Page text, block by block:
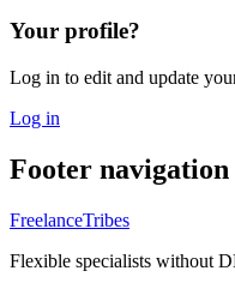
Your profile?
Log in to edit and update
Log in
Footer navigation
FreelanceTribes
Flexible specialists without